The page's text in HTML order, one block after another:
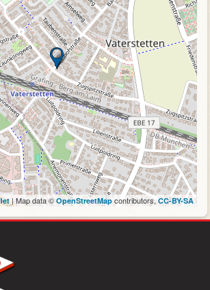
| Map data © OpenStreetMapcontributors,CC-BY-SA